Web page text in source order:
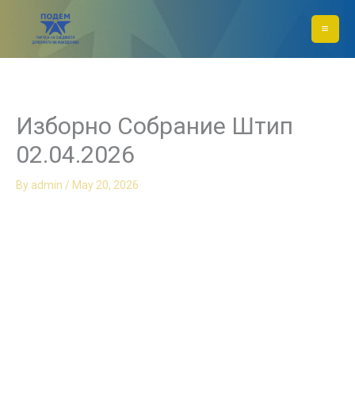
content
Изборно Собрание Штип
02.04.2026
By admin / May 20, 2026